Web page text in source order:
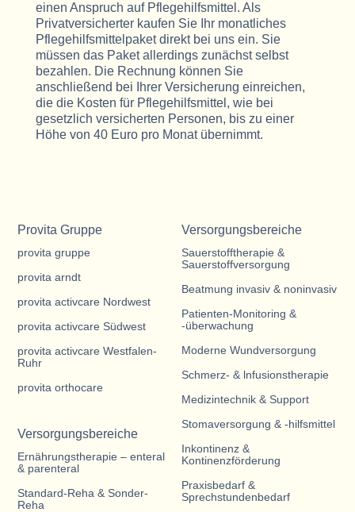
einen Anspruch auf Pflegehilfsmittel. Als
Privatversicherter kaufen Sie Ihr monatliches
Pflegehilfsmittelpaket direkt bei uns ein. Sie
müssen das Paket allerdings zunächst selbst
bezahlen. Die Rechnung können Sie
anschließend bei Ihrer Versicherung einreichen,
die die Kosten für Pflegehilfsmittel, wie bei
gesetzlich versicherten Personen, bis zu einer
Höhe von 40 Euro pro Monat übernimmt.
Provita Gruppe
provita gruppe
provita arndt
provita activcare Nordwest
provita activcare Südwest
provita activcare Westfalen-
Ruhr
provita orthocare
Versorgungsbereiche
Ernährungstherapie – enteral
& parenteral
Standard-Reha & Sonder-
Reha
Versorgungsbereiche
Sauerstofftherapie &
Sauerstoffversorgung
Beatmung invasiv & noninvasiv
Patienten-Monitoring &
-überwachung
Moderne Wundversorgung
Schmerz- & lnfusionstherapie
Medizintechnik & Support
Stomaversorgung & -hilfsmittel
Inkontinenz &
Kontinenzförderung
Praxisbedarf &
Sprechstundenbedarf